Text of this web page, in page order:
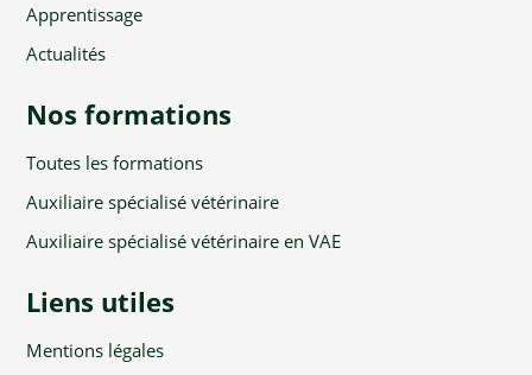
Apprentissage
Actualités
Nos formations
Toutes les formations
Auxiliaire spécialisé vétérinaire
Auxiliaire spécialisé vétérinaire en VAE
Liens utiles
Mentions légales